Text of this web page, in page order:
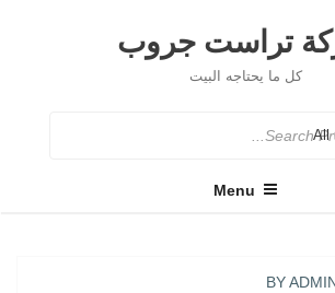
تراست جروب
كل ما يحتاجه البيت
Menu